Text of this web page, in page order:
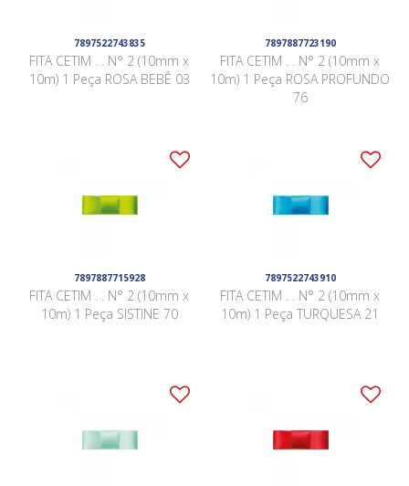
7897522743835
FITA CETIM . . N° 2 (10mm x
10m) 1 Peça ROSA BEBÊ 03
7897887723190
FITA CETIM . . N° 2 (10mm x
10m) 1 Peça ROSA PROFUNDO
76
7897887715928
FITA CETIM . . N° 2 (10mm x
10m) 1 Peça SISTINE 70
7897522743910
FITA CETIM . . N° 2 (10mm x
10m) 1 Peça TURQUESA 21